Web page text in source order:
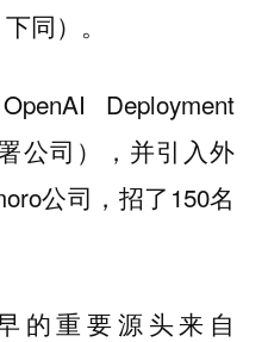
同）。
Deployment
公司），并引入外
公司，招了150名
的重要源头来自